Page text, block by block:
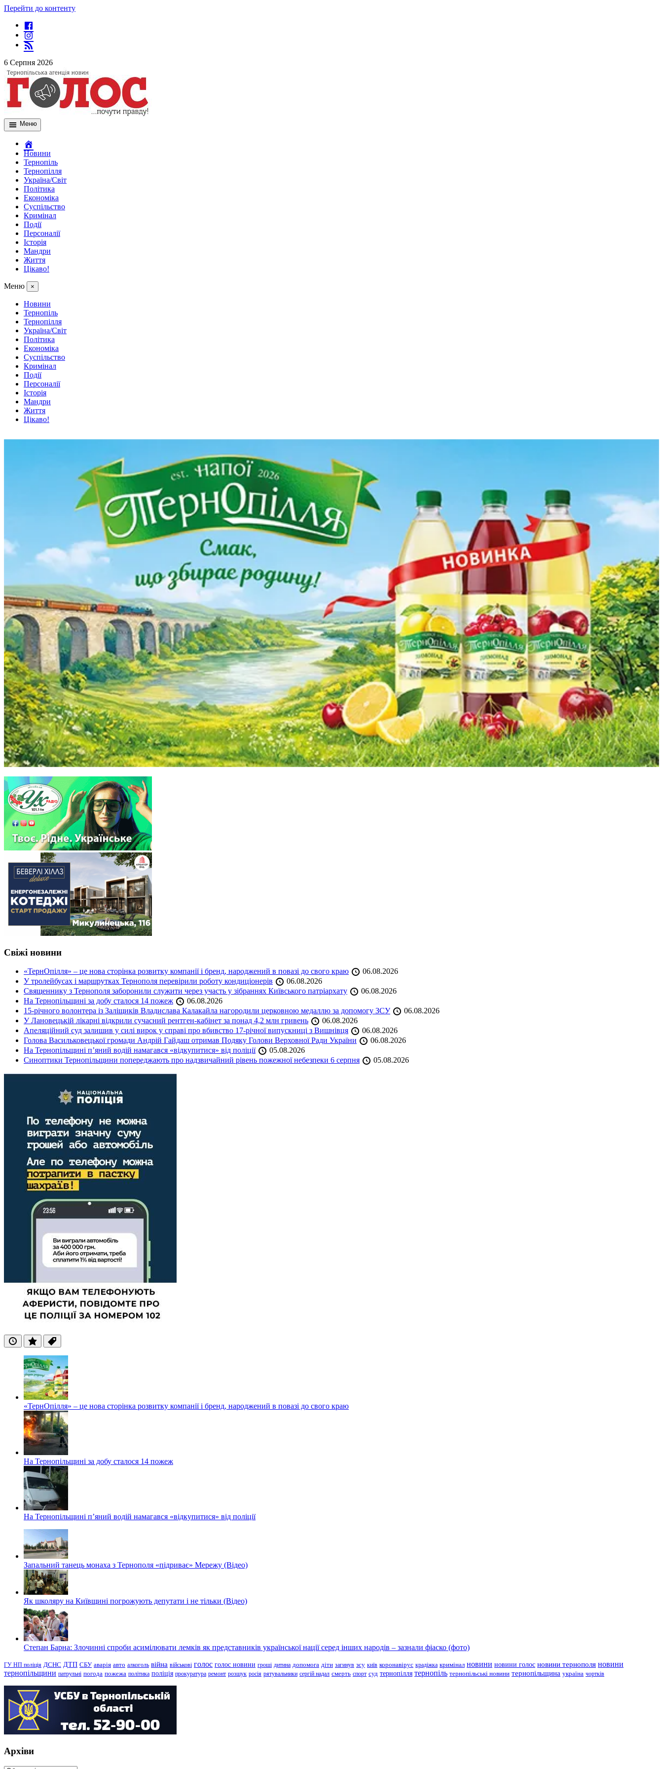
Перейти до контенту
6 Серпня 2026
Меню
Новини
Тернопіль
Тернопілля
Україна/Світ
Політика
Економіка
Суспільство
Кримінал
Події
Персоналії
Історія
Мандри
Життя
Цікаво!
Меню ×
Новини
Тернопіль
Тернопілля
Україна/Світ
Політика
Економіка
Суспільство
Кримінал
Події
Персоналії
Історія
Мандри
Життя
Цікаво!
Свіжі новини
«ТернОпілля» – це нова сторінка розвитку компанії і бренд, народжений в повазі до свого краю
06.08.2026
У тролейбусах і маршрутках Тернополя перевірили роботу кондиціонерів
06.08.2026
Священнику з Тернополя заборонили служити через участь у зібраннях Київського патріархату
06.08.2026
На Тернопільщині за добу сталося 14 пожеж
06.08.2026
15-річного волонтера із Заліщиків Владислава Калакайла нагородили церковною медаллю за допомогу ЗСУ
06.08.2026
У Лановецькій лікарні відкрили сучасний рентген-кабінет за понад 4,2 млн гривень
06.08.2026
Апеляційний суд залишив у силі вирок у справі про вбивство 17-річної випускниці з Вишнівця
06.08.2026
Голова Васильковецької громади Андрій Гайдаш отримав Подяку Голови Верховної Ради України
06.08.2026
На Тернопільщині п’яний водій намагався «відкупитися» від поліції
05.08.2026
Синоптики Тернопільщини попереджають про надзвичайний рівень пожежної небезпеки 6 серпня
05.08.2026
ОстанніПопулярні
Теги
«ТернОпілля» – це нова сторінка розвитку компанії і бренд, народжений в повазі до свого краю
На Тернопільщині за добу сталося 14 пожеж
На Тернопільщині п’яний водій намагався «відкупитися» від поліції
Запальний танець монаха з Тернополя «підриває» Мережу (Відео)
Як школяру на Київщині погрожують депутати і не тільки (Відео)
Степан Барна: Злочинні спроби асимілювати лемків як представників української нації серед інших народів – зазнали фіаско (фото)
ГУ НП поліція ДСНС ДТП СБУ аварія авто алкоголь війна військові голос голос новини гроші дитина допомога діти загинув зсу київ коронавірус крадіжка кримінал новини новини голос новини тернополя новини
тернопільщини патрульні погода пожежа політика поліція прокуратура ремонт розшук росія рятувальники сергій надал смерть спорт суд тернопілля тернопіль тернопільські новини тернопільщина україна чортків
Архіви